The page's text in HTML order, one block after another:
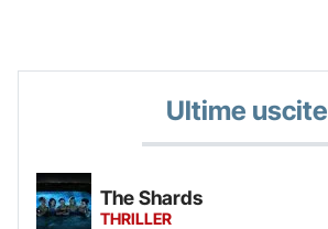
Ultime uscite
The Shards
THRILLER